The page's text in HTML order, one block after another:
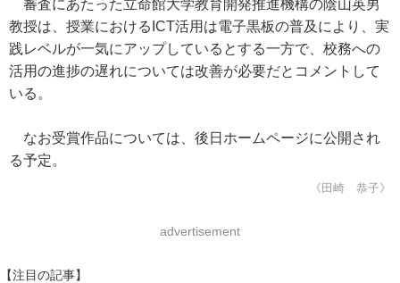
審査にあたった立命館大学教育開発推進機構の陰山英男
教授は、授業におけるICT活用は電子黒板の普及により、実
践レベルが一気にアップしているとする一方で、校務への
活用の進捗の遅れについては改善が必要だとコメントして
いる。
なお受賞作品については、後日ホームページに公開され
る予定。
《田崎 恭子》
advertisement
【注目の記事】